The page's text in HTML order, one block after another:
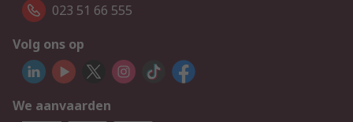
023 51 66 555
Volg ons op
We aanvaarden